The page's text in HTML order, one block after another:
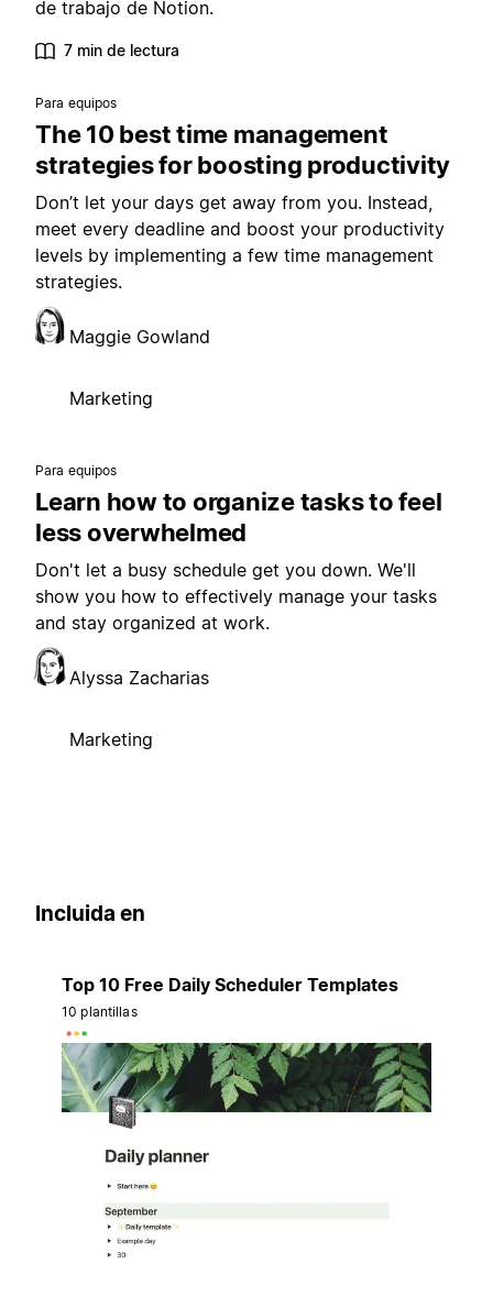
de trabajo de Notion.
7 min de lectura
Para equipos
The 10 best time management
strategies for boosting productivity
Don’t let your days get away from you. Instead,
meet every deadline and boost your productivity
levels by implementing a few time management
strategies.
Maggie Gowland
Marketing
Para equipos
Learn how to organize tasks to feel
less overwhelmed
Don't let a busy schedule get you down. We'll
show you how to effectively manage your tasks
and stay organized at work.
Alyssa Zacharias
Marketing
Incluida en
Top 10 Free Daily Scheduler Templates
10 plantillas